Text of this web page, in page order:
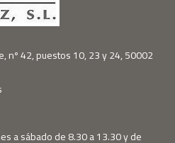
nº 42, puestos 10, 23 y 24, 50002
a sábado de 8.30 a 13.30 y de